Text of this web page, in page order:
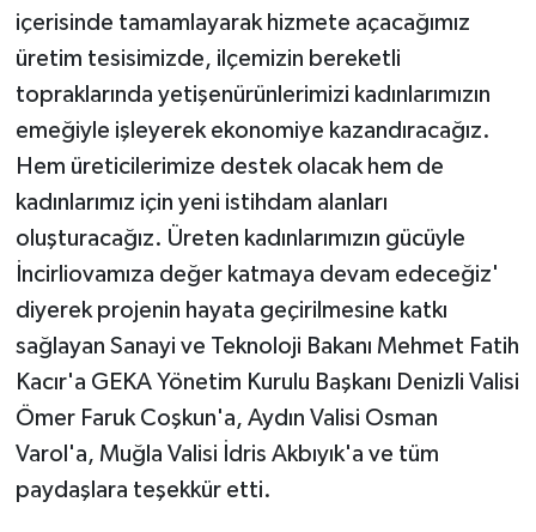
içerisinde tamamlayarak hizmete açacağımız
üretim tesisimizde, ilçemizin bereketli
topraklarında yetişenürünlerimizi kadınlarımızın
emeğiyle işleyerek ekonomiye kazandıracağız.
Hem üreticilerimize destek olacak hem de
kadınlarımız için yeni istihdam alanları
oluşturacağız. Üreten kadınlarımızın gücüyle
İncirliovamıza değer katmaya devam edeceğiz'
diyerek projenin hayata geçirilmesine katkı
sağlayan Sanayi ve Teknoloji Bakanı Mehmet Fatih
Kacır'a GEKA Yönetim Kurulu Başkanı Denizli Valisi
Ömer Faruk Coşkun'a, Aydın Valisi Osman
Varol'a, Muğla Valisi İdris Akbıyık'a ve tüm
paydaşlara teşekkür etti.